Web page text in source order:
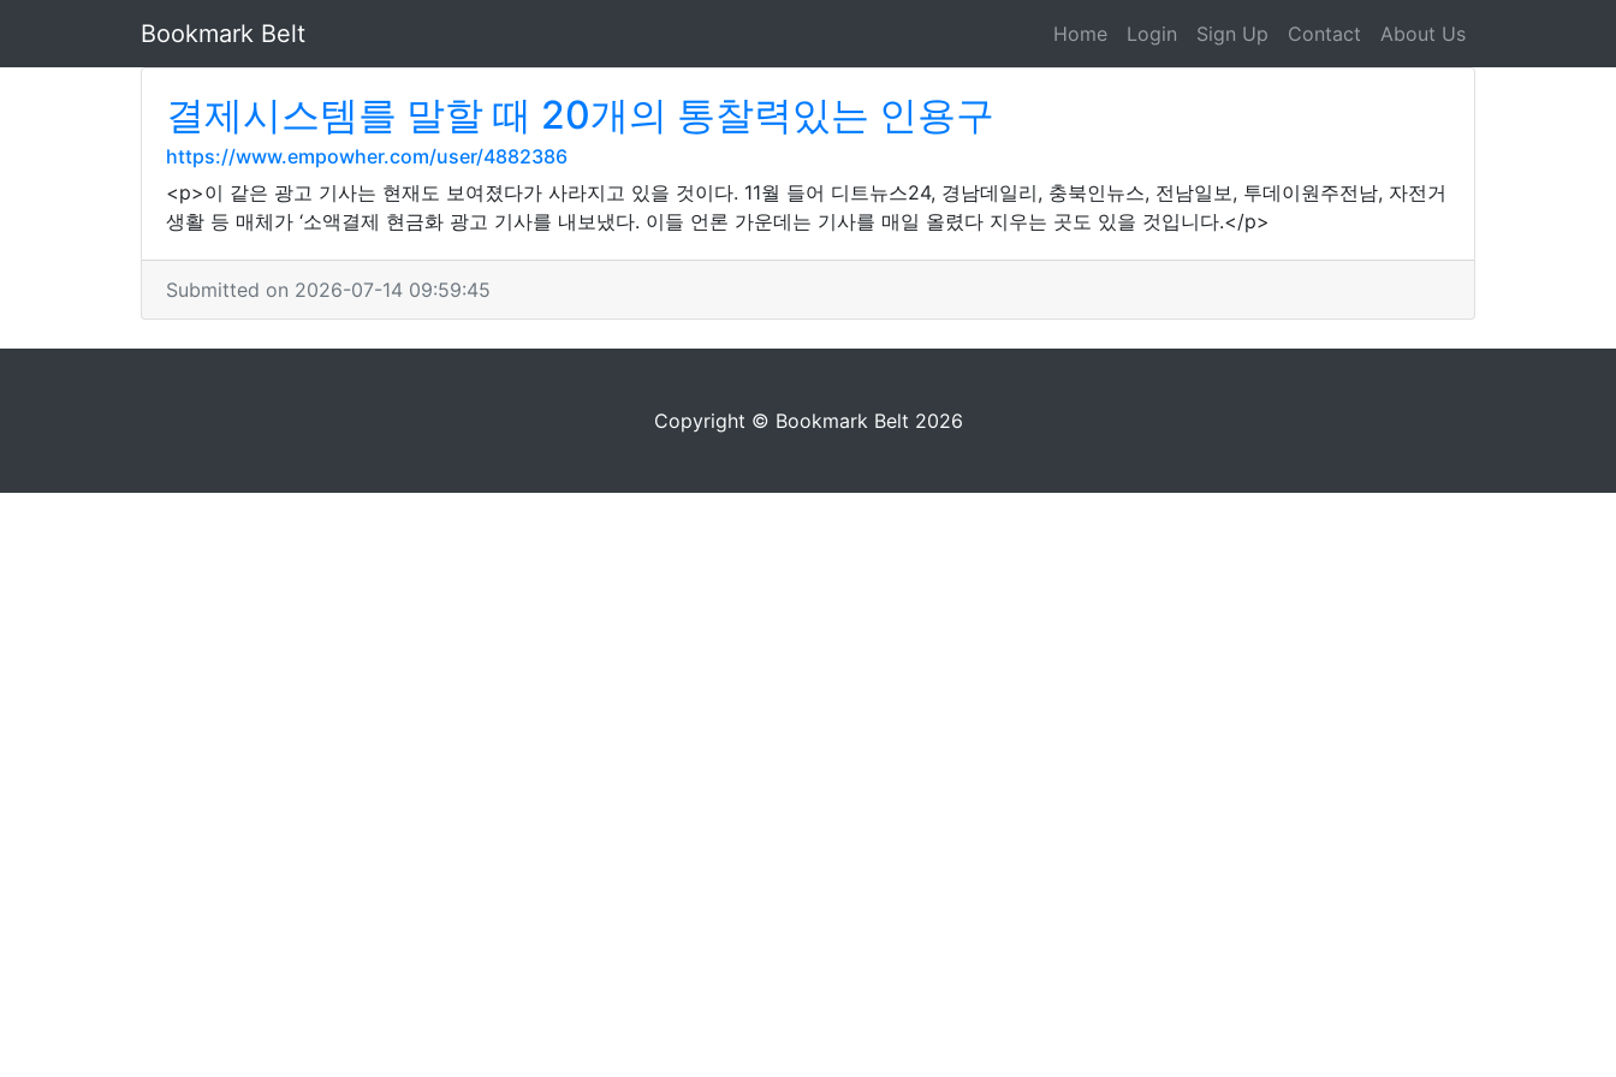
Bookmark Belt Home Login Sign Up Contact About Us
결제시스템를 말할 때 20개의 통찰력있는 인용구
https://www.empowher.com/user/4882386
<p>이 같은 광고 기사는 현재도 보여졌다가 사라지고 있을 것이다. 11월 들어 디트뉴스24, 경남데일리, 충북인뉴스, 전남일보, 투데이원주전남, 자전거
생활 등 매체가 ‘소액결제 현금화 광고 기사를 내보냈다. 이들 언론 가운데는 기사를 매일 올렸다 지우는 곳도 있을 것입니다.</p>
Submitted on 2026-07-14 09:59:45
Copyright © Bookmark Belt 2026